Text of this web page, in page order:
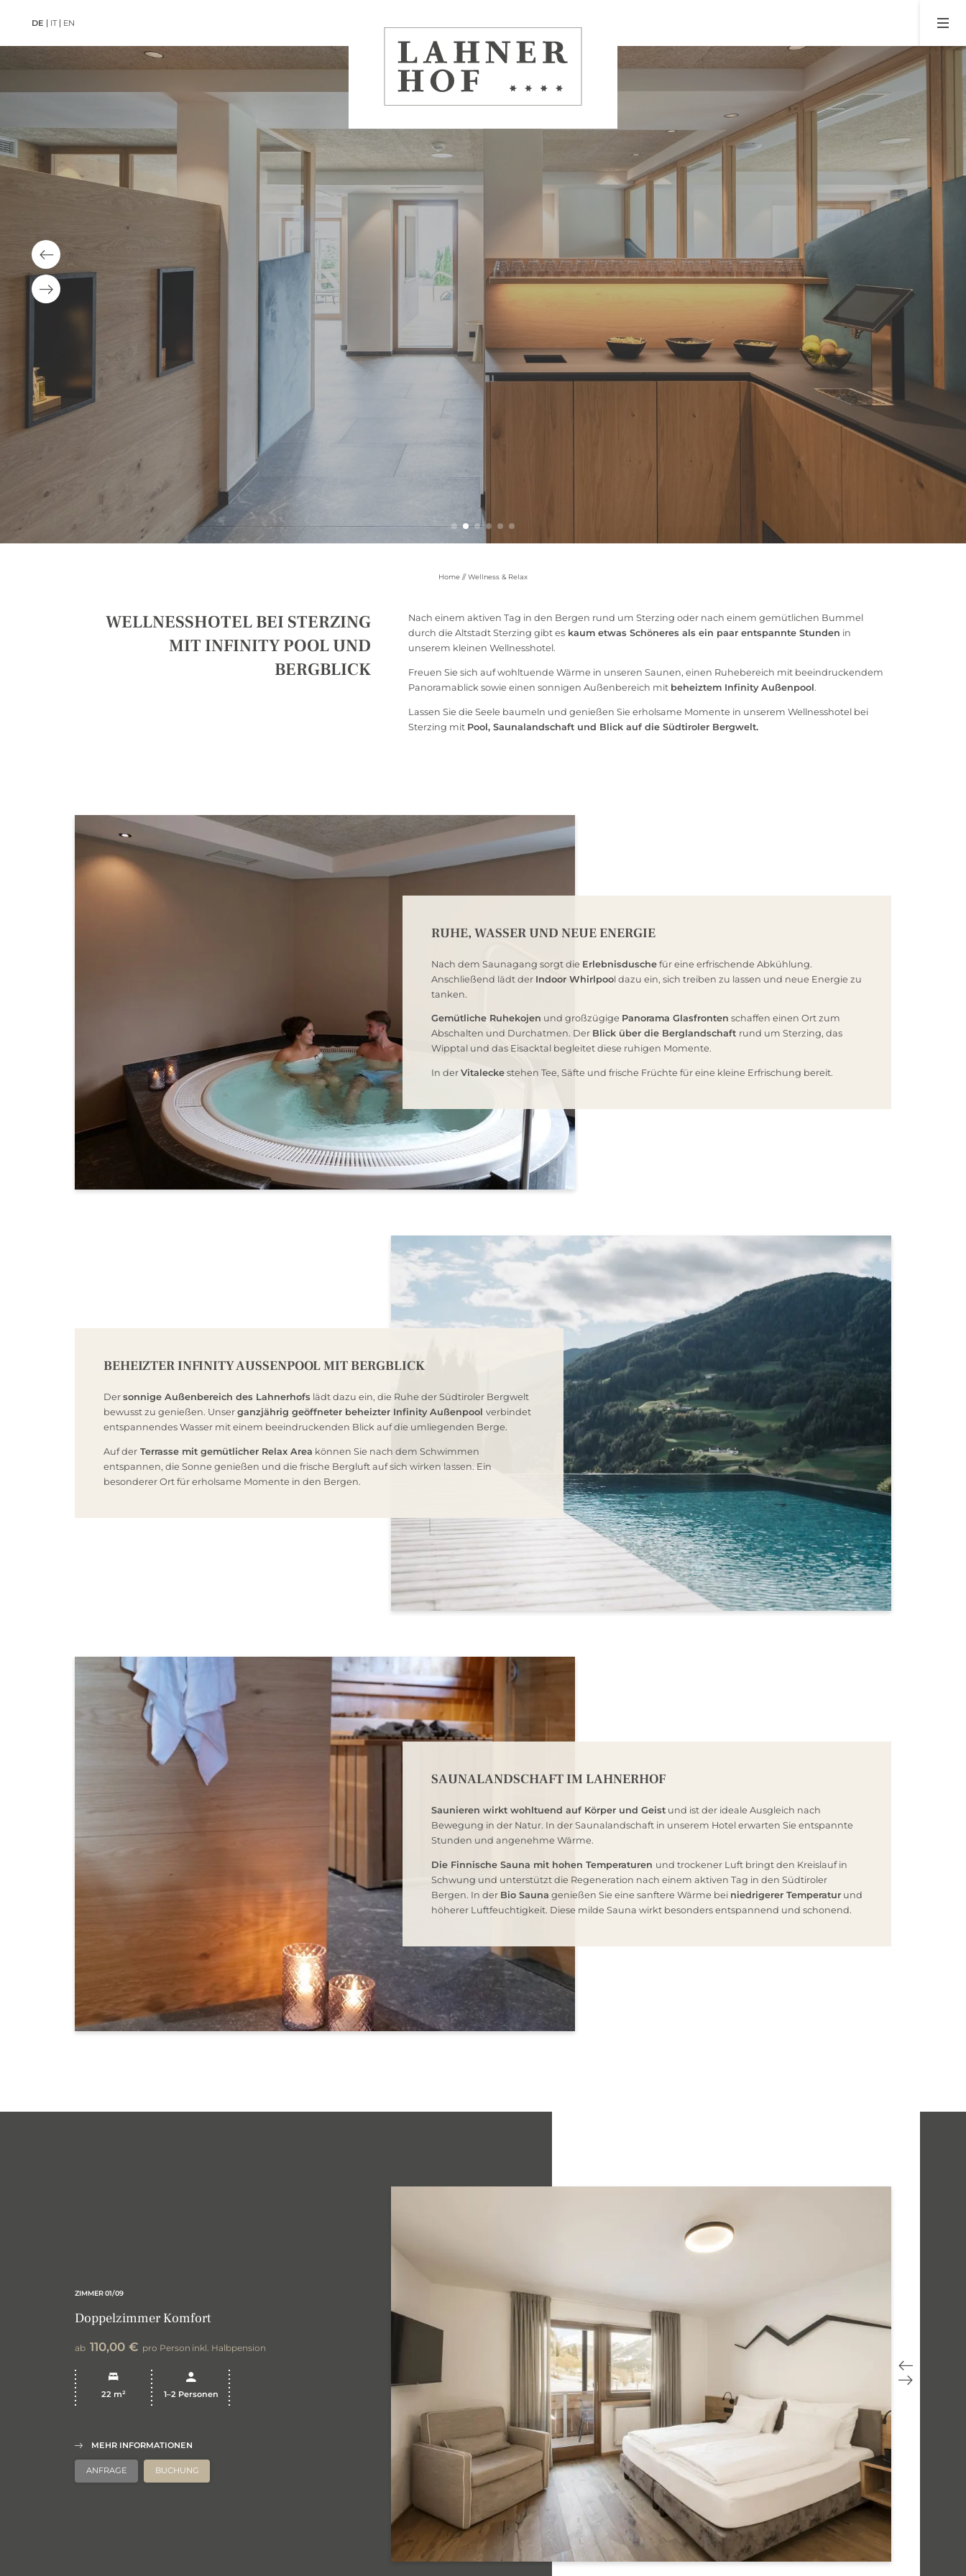
DE IT EN
01 Hotel Lahnerhof
Willkommen im
Lahnerhof!
Gut zu Wissen
Jobs
02 Zimmer und Preise
Zimmer- und
Preisübersicht
Anfragen
Poollandschaft
Saunalandschaft
Entspannen in der Natur
Aktiv in Südtirol
Aktiv durch die warme Jahreszeit
Wintererlebnisse im Lahnerhof
Lahnerhofaktiv
+39 0472 764 777 lahnerhof. ANFRAGE BUCHUNG
Home //Wellness & Relax
WELLNESSHOTEL BEI STERZING
MIT INFINITY POOL UND
BERGBLICK
Nach einem aktiven Tag in den Bergen rund um Sterzing oder nach einem gemütlichen Bummel
durch die Altstadt Sterzing gibt es kaum etwas Schöneres als ein paar entspannte Stunden in
unserem kleinen Wellnesshotel.
Freuen Sie sich auf wohltuende Wärme in unseren Saunen, einen Ruhebereich mit beeindruckendem
Panoramablick sowie einen sonnigen Außenbereich mit beheiztem Infinity Außenpool.
Lassen Sie die Seele baumeln und genießen Sie erholsame Momente in unserem Wellnesshotel bei
Sterzing mit Pool, Saunalandschaft und Blick auf die Südtiroler Bergwelt.
RUHE, WASSER UND NEUE ENERGIE
Nach dem Saunagang sorgt die Erlebnisdusche für eine erfrischende Abkühlung.
Anschließend lädt der Indoor Whirlpool dazu ein, sich treiben zu lassen und neue Energie zu
tanken.
Gemütliche Ruhekojen und großzügige Panorama Glasfronten schaffen einen Ort zum
Abschalten und Durchatmen. Der Blick über die Berglandschaft rund um Sterzing, das
Wipptal und das Eisacktal begleitet diese ruhigen Momente.
In der Vitalecke stehen Tee, Säfte und frische Früchte für eine kleine Erfrischung bereit.
BEHEIZTER INFINITY AUSSENPOOL MIT BERGBLICK
Der sonnige Außenbereich des Lahnerhofs lädt dazu ein, die Ruhe der Südtiroler Bergwelt
bewusst zu genießen. Unser ganzjährig geöffneter beheizter Infinity Außenpool verbindet
entspannendes Wasser mit einem beeindruckenden Blick auf die umliegenden Berge.
Auf der Terrasse mit gemütlicher Relax Area können Sie nach dem Schwimmen
entspannen, die Sonne genießen und die frische Bergluft auf sich wirken lassen. Ein
besonderer Ort für erholsame Momente in den Bergen.
SAUNALANDSCHAFT IM LAHNERHOF
Saunieren wirkt wohltuend auf Körper und Geist und ist der ideale Ausgleich nach
Bewegung in der Natur. In der Saunalandschaft in unserem Hotel erwarten Sie entspannte
Stunden und angenehme Wärme.
Die Finnische Sauna mit hohen Temperaturen und trockener Luft bringt den Kreislauf in
Schwung und unterstützt die Regeneration nach einem aktiven Tag in den Südtiroler
Bergen. In der Bio Sauna genießen Sie eine sanftere Wärme bei niedrigerer Temperatur und
höherer Luftfeuchtigkeit. Diese milde Sauna wirkt besonders entspannend und schonend.
ZIMMER01/09
Doppelzimmer Komfort
ab 110,00 € pro Person inkl. Halbpension
22 m² 1–2 Personen
MEHR INFORMATIONEN
ANFRAGE BUCHUNG
NEWSLETTERANMELDUNG
Vorname
Nachname
Einwilligung Marketing
* Pflichtfelder
JETZT ANMELDEN